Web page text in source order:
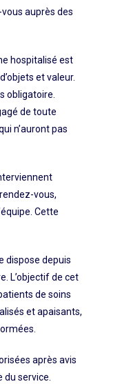
auprès des
hospitalisé est
et valeur.
obligatoire.
de toute
n’auront pas
vous,
Cette
dispose depuis
L’objectif de cet
de soins
et apaisants,
après avis
service.